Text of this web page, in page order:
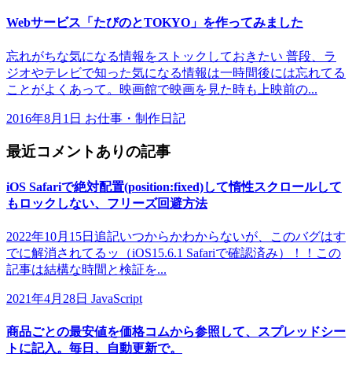
Webサービス「たびのとTOKYO」を作ってみました
忘れがちな気になる情報をストックしておきたい 普段、ラ
ジオやテレビで知った気になる情報は一時間後には忘れてる
ことがよくあって。映画館で映画を見た時も上映前の...
2016年8月1日 お仕事・制作日記
最近コメントありの記事
iOS Safariで絶対配置(position:fixed)して惰性スクロールして
もロックしない、フリーズ回避方法
2022年10月15日追記いつからかわからないが、このバグはす
でに解消されてるッ（iOS15.6.1 Safariで確認済み）！！この
記事は結構な時間と検証を...
2021年4月28日 JavaScript
商品ごとの最安値を価格コムから参照して、スプレッドシー
トに記入。毎日、自動更新で。